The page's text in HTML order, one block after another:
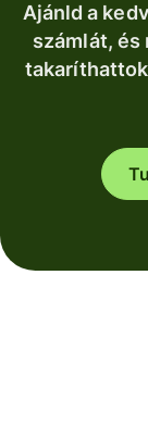
Ajánld a
számlát,
takaríthattok